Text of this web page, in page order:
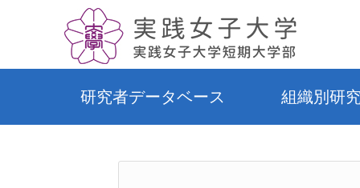
研究者データベース 組織別研